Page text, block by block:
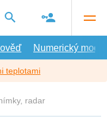
Numerický model
teplotami
radar